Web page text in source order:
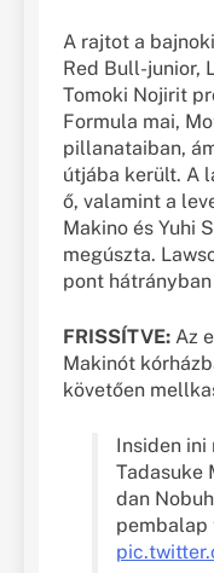
A rajtot a
Red Bull-junior,
Tomoki Nojirit
Formula mai,
pillanataiban,
útjába került. A
ő, valamint a
Makino és Yuhi
megúszta.
pont
FRISSÍTVE: Az
Makinót
követően
Insiden ini
Tadasuke
dan
pembalap